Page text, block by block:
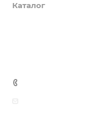
Каталог